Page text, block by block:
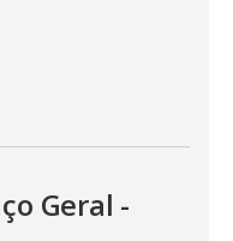
Geral -